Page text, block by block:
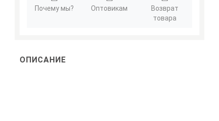
Почему мы? Оптовикам
Возврат
товара
ОПИСАНИЕ